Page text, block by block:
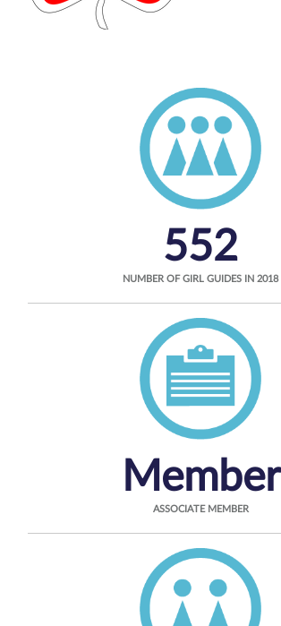
552
NUMBER OF GIRL GUIDES IN 2018
Member
ASSOCIATE MEMBER